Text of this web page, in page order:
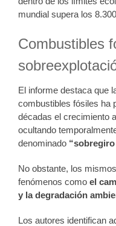
mundial supera los
Combustibles
El informe destaca que
combustibles fósiles ha
décadas el crecimiento
ocultando
denominado
No obstante, los
fenómenos como el
y la degradación
Los autores identifican